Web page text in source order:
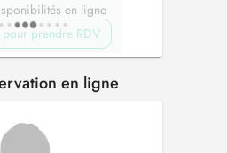
en ligne
prendre RDV
en ligne